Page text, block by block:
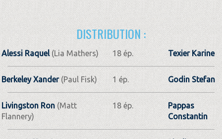
DISTRIBUTION :
Alessi Raquel(Lia Mathers) 18 ép. Texier Karine
Berkeley Xander(Paul Fisk) 1 ép. Godin Stefan
Livingston Ron(Matt
Flannery)
18 ép.
Pappas
Constantin